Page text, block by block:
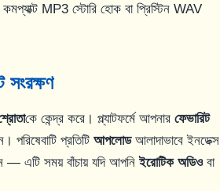
MP3 স্টোরি হোক বা প্রিস্টিন WAV
কে কেন্দ্র করে। প্ল্যাটফর্মে আপনার ফেভারিট
প্রতিটি আপলোডআলাদাভাবে ইনডেক্স
— এটি সময় বাঁচায় যদি আপনিইরোটিক অডিওবা